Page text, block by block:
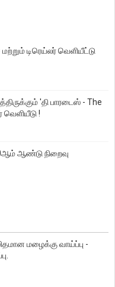
டிரெய்லர் வெளியீட்டு
'தி பாரடைஸ் - The
வெளியீடு !
ஆண்டு நிறைவு
மழைக்கு வாய்ப்பு -